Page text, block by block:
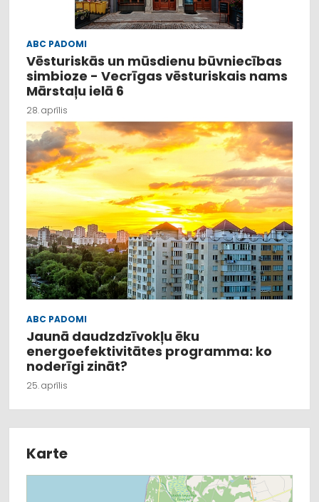
ABC PADOMI
Vēsturiskās un mūsdienu būvniecības
simbioze - Vecrīgas vēsturiskais nams
Mārstaļu ielā 6
28. aprīlis
ABC PADOMI
Jaunā daudzdzīvokļu ēku
energoefektivitātes programma: ko
noderīgi zināt?
25. aprīlis
Karte